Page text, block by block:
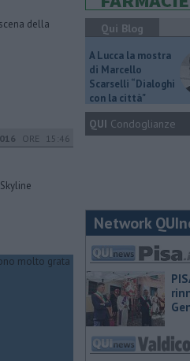
della
ORE 15:46
Qui Blog
A Lucca la mostra
di Marcello
Scarselli “Dialoghi
con la città"
QUI Condoglianze
Network